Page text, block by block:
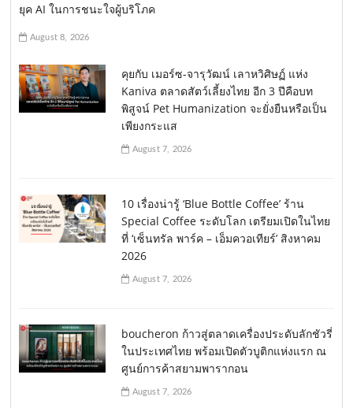
ยุค AI ในการชนะใจผู้บริโภค
August 8, 2026
คุยกับ เมอร์ซ-จารุวัฒน์ เลาหวิศิษฏ์ แห่ง
Kaniva ตลาดสัตว์เลี้ยงไทย อีก 3 ปีคือบท
พิสูจน์ Pet Humanization จะยั่งยืนหรือเป็น
เพียงกระแส
August 7, 2026
10 เรื่องน่ารู้ ‘Blue Bottle Coffee’ ร้าน
Special Coffee ระดับโลก เตรียมเปิดในไทย
ที่ ‘เซ็นทรัล พาร์ค – เอ็มควอเทียร์’ สิงหาคม
2026
August 7, 2026
boucheron ก้าวสู่ตลาดเครื่องประดับลักชัวรี่
ในประเทศไทย พร้อมเปิดตัวบูติกแห่งแรก ณ
ศูนย์การค้าสยามพารากอน
August 7, 2026